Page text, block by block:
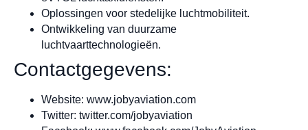
Oplossingen voor stedelijke luchtmobiliteit.
Ontwikkeling van duurzame
luchtvaarttechnologieën.
Contactgegevens:
Website: www.jobyaviation.com
Twitter: twitter.com/jobyaviation